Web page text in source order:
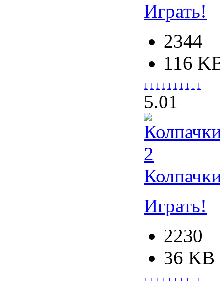
Играть!
2344
116
1 1 1 1 1 1 1 1 1 1
5.01
Играть!
2230
36 KB